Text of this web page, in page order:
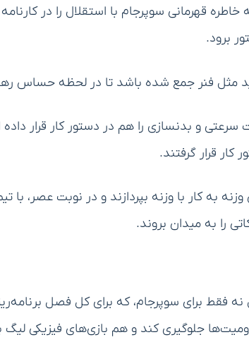
قهرمانی سوپرجام با استقلال را در کارنامه
برود.
مثل فنر جمع شده باشد تا در لحظه حساس
سرعتی و بدنسازی را هم در دستور کار قرار
کار قرار گرفتند.
به کار با وزنه بپردازند و در نوبت عصر، با
را به میدان بروند.
فقط برای سوپرجام، که برای کل فصل
جلوگیری کند و هم بازی‌های فیزیکی لیگ